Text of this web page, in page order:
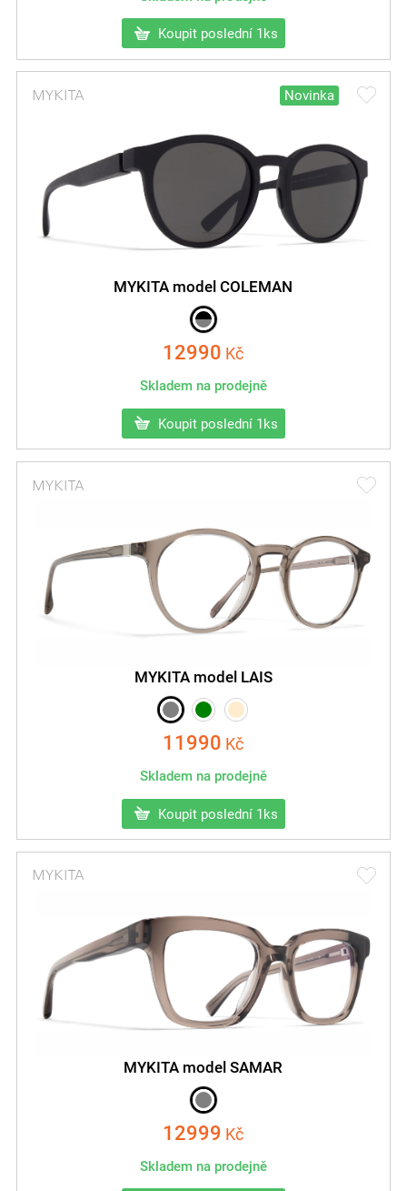
Koupit poslední 1ks
Novinka
MYKITA model COLEMAN
12990 Kč
Skladem na prodejně
Koupit poslední 1ks
MYKITA model LAIS
11990 Kč
Skladem na prodejně
Koupit poslední 1ks
MYKITA model SAMAR
12999 Kč
Skladem na prodejně